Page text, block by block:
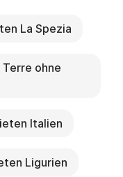
La Spezia
ohne
Italien
Ligurien